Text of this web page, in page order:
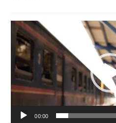
動
画
プ
レ
ー
ヤ
00:00